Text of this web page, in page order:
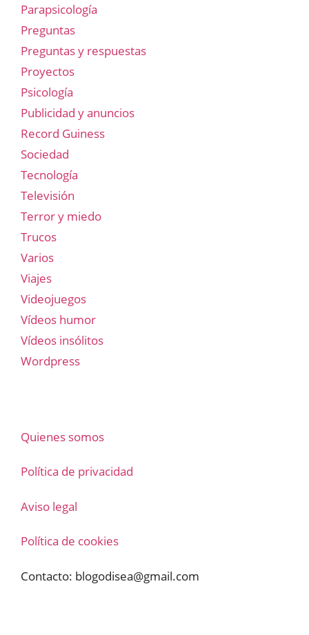
Parapsicología
Preguntas
Preguntas y respuestas
Proyectos
Psicología
Publicidad y anuncios
Record Guiness
Sociedad
Tecnología
Televisión
Terror y miedo
Trucos
Varios
Viajes
Videojuegos
Vídeos humor
Vídeos insólitos
Wordpress
Quienes somos
Política de privacidad
Aviso legal
Política de cookies
Contacto: blogodisea@gmail.com